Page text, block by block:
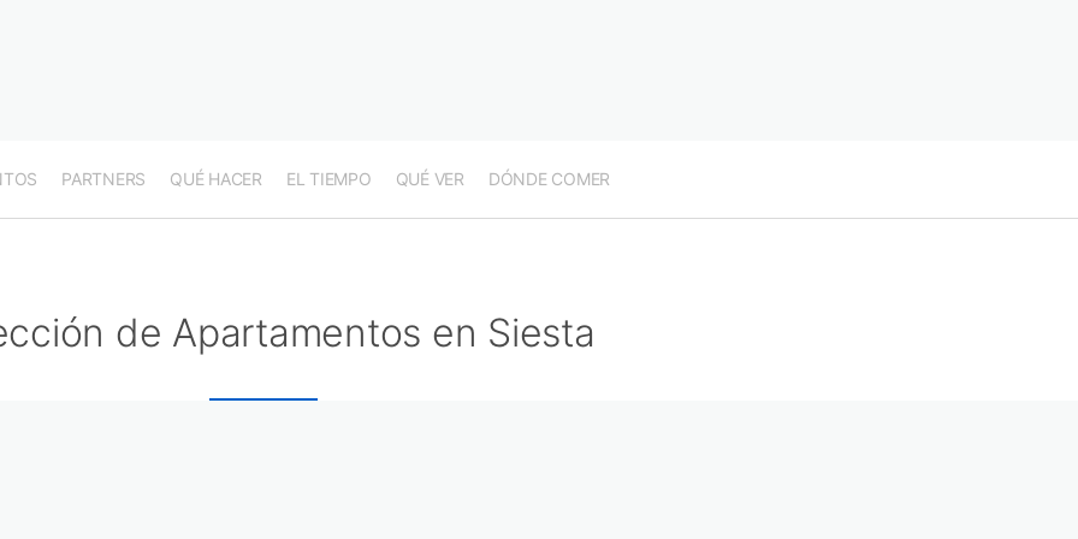
PARTNERS QUÉ HACER EL TIEMPO QUÉ VER DÓNDE COMER
de Apartamentos en Siesta